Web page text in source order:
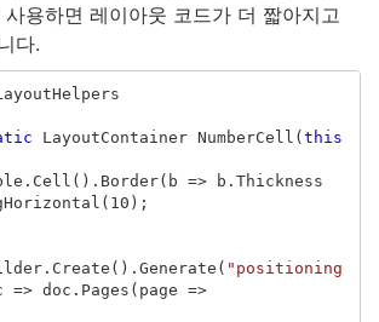
용하면 레이아웃 코드가 더 짧아지고
다.
LayoutContainer NumberCell ( this
. Cell (). Border( b => b . Thickness
( 10 );
. Create (). Generate ( "positioning
=> doc . Pages ( page =>